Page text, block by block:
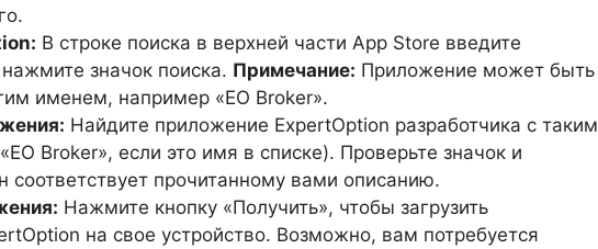
В строке поиска в верхней части App Store введите
значок поиска. Примечание: Приложение может быть
именем, например «EO Broker».
Найдите приложение ExpertOption разработчика с таким
Broker», если это имя в списке). Проверьте значок и
соответствует прочитанному вами описанию.
Нажмите кнопку «Получить», чтобы загрузить
на свое устройство. Возможно, вам потребуется